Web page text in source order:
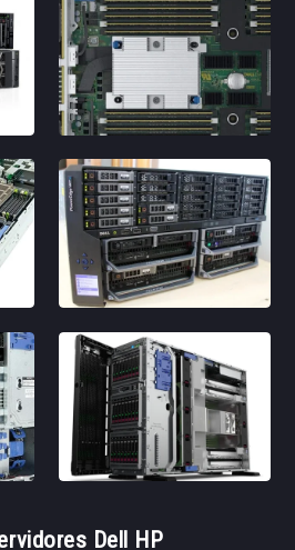
Dell HP